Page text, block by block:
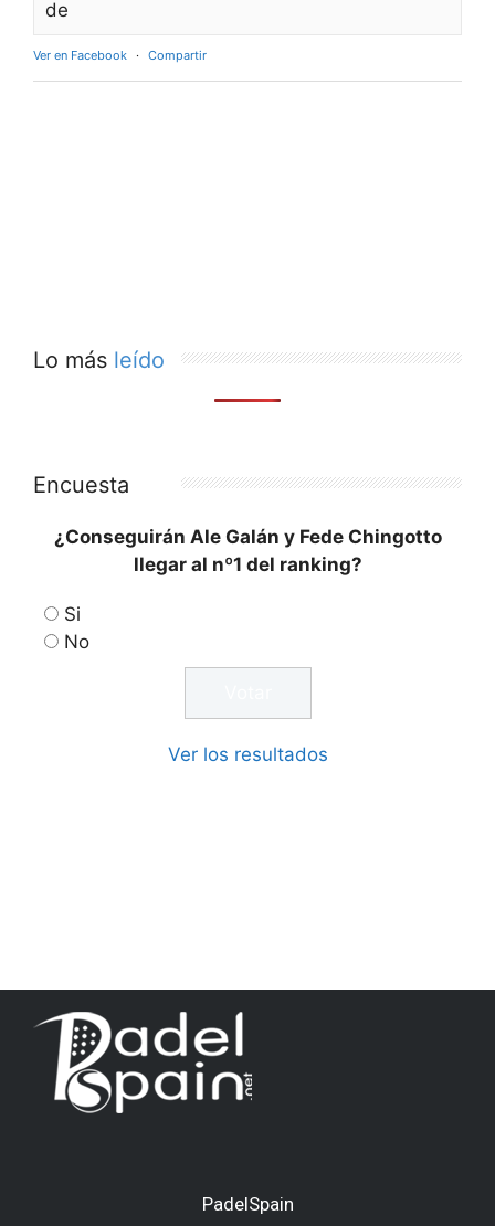
de
Ver en Facebook · Compartir
Lo más leído
Encuesta
¿Conseguirán Ale Galán y Fede Chingotto
llegar al nº1 del ranking?
Si
No
Ver los resultados
PadelSpain